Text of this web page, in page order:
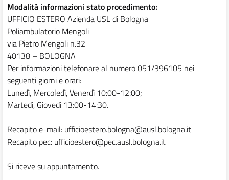
Modalità informazioni stato procedimento:
UFFICIO ESTERO Azienda USL di Bologna
Poliambulatorio Mengoli
via Pietro Mengoli n.32
40138 – BOLOGNA
Per informazioni telefonare al numero 051/396105 nei
seguenti giorni e orari:
Lunedì, Mercoledì, Venerdì 10:00-12:00;
Martedì, Giovedì 13:00-14:30.
Recapito e-mail: ufficioestero.bologna@ausl.bologna.it
Recapito pec: ufficioestero@pec.ausl.bologna.it
Si riceve su appuntamento.